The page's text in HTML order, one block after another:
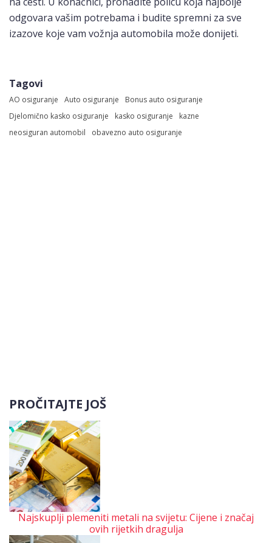
odgovara vašim potrebama i budite spremni za sve
izazove koje vam vožnja automobila može donijeti.
Tagovi
AO osiguranje Auto osiguranje
Bonus auto osiguranje
Djelomično kasko osiguranje
kasko osiguranje
kazne
neosiguran automobil
obavezno auto osiguranje
PROČITAJTE JOŠ
Najskuplji plemeniti metali na svijetu: Cijene i značaj
ovih rijetkih dragulja